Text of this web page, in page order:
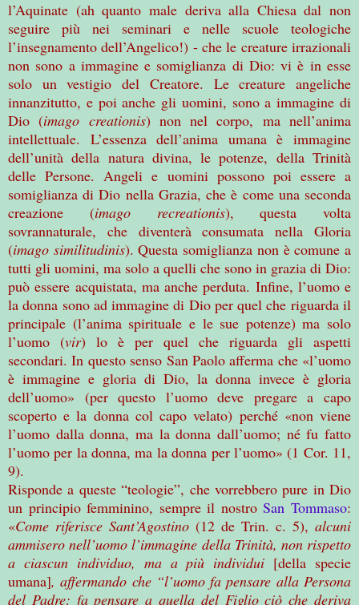
l’Aquinate (ah quanto male deriva alla Chiesa dal non
seguire più nei seminari e nelle scuole teologiche
l’insegnamento dell’Angelico!) - che le creature irrazionali
non sono a immagine e somiglianza di Dio: vi è in esse
solo un vestigio del Creatore. Le creature angeliche
innanzitutto, e poi anche gli uomini, sono a immagine di
Dio (imago creationis) non nel corpo, ma nell’anima
intellettuale. L’essenza dell’anima umana è immagine
dell’unità della natura divina, le potenze, della Trinità
delle Persone. Angeli e uomini possono poi essere a
somiglianza di Dio nella Grazia, che è come una seconda
creazione (imago recreationis), questa volta
sovrannaturale, che diventerà consumata nella Gloria
(imago similitudinis). Questa somiglianza non è comune a
tutti gli uomini, ma solo a quelli che sono in grazia di Dio:
può essere acquistata, ma anche perduta. Infine, l’uomo e
la donna sono ad immagine di Dio per quel che riguarda il
principale (l’anima spirituale e le sue potenze) ma solo
l’uomo (vir) lo è per quel che riguarda gli aspetti
secondari. In questo senso San Paolo afferma che «l’uomo
è immagine e gloria di Dio, la donna invece è gloria
dell’uomo» (per questo l’uomo deve pregare a capo
scoperto e la donna col capo velato) perché «non viene
l’uomo dalla donna, ma la donna dall’uomo; né fu fatto
l’uomo per la donna, ma la donna per l’uomo» (1 Cor. 11,
9).
Risponde a queste “teologie”, che vorrebbero pure in Dio
un principio femminino, sempre il nostroSan Tommaso:
«Come riferisce Sant’Agostino (12 de Trin. c. 5), alcuni
ammisero nell’uomo l’immagine della Trinità, non rispetto
a ciascun individuo, ma a più individui [della specie
umana], affermando che “l’uomo fa pensare alla Persona
del Padre; fa pensare a quella del Figlio ciò che deriva